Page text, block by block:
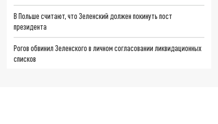
В Польше считают, что Зеленский должен покинуть пост
президента
Рогов обвинил Зеленского в личном согласовании ликвидационных
списков